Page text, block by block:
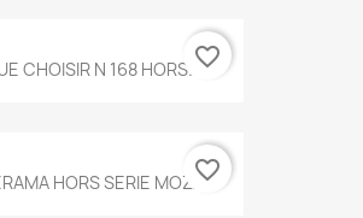
CHOISIR N 168 HORS...favorite_border
HORS SERIE MOZART
favorite_border